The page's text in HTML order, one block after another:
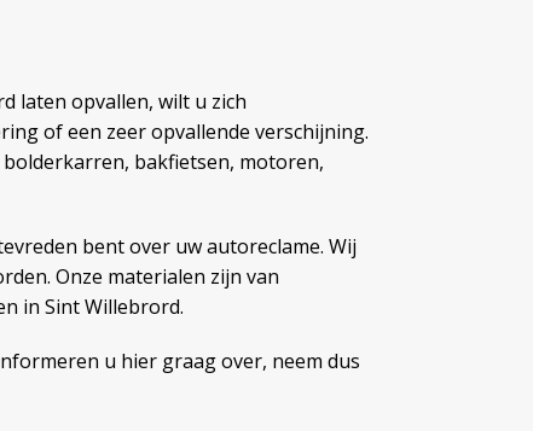
laten opvallen, wilt u zich
of een zeer opvallende verschijning.
bakfietsen, motoren,
bent over uw autoreclame. Wij
Onze materialen zijn van
in Sint Willebrord.
u hier graag over, neem dus